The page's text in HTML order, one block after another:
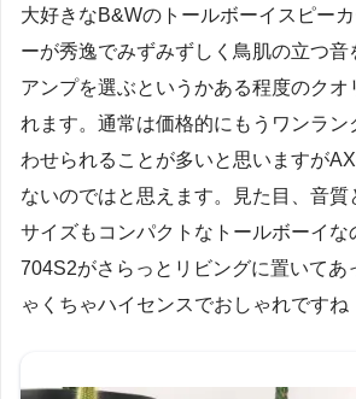
大好きなB&Wのトールボーイスピー
ーが秀逸でみずみずしく鳥肌の立つ音
アンプを選ぶというかある程度のクオ
れます。通常は価格的にもうワンラン
わせられることが多いと思いますが
ないのではと思えます。見た目、音質
サイズもコンパクトなトールボーイな
704S2がさらっとリビングに置いてあ
ゃくちゃハイセンスでおしゃれですね